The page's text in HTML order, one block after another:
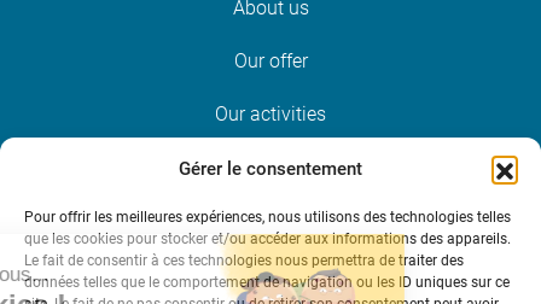
Gérer le consentement
Pour offrir les meilleures expériences, nous utilisons des technologies telles
que les cookies pour stocker et/ou accéder aux informations des appareils.
Le fait de consentir à ces technologies nous permettra de traiter des
données telles que le comportement de navigation ou les ID uniques sur ce
About us
Our offer
Our activities
News and events
Join us